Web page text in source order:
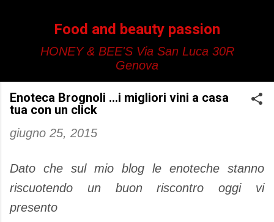
Food and beauty passion
HONEY & BEE'S Via San Luca 30R
Genova
Enoteca Brognoli ...i migliori vini a casa
tua con un click
giugno 25, 2015
Dato che sul mio blog le enoteche stanno
riscuotendo un buon riscontro oggi vi
presento